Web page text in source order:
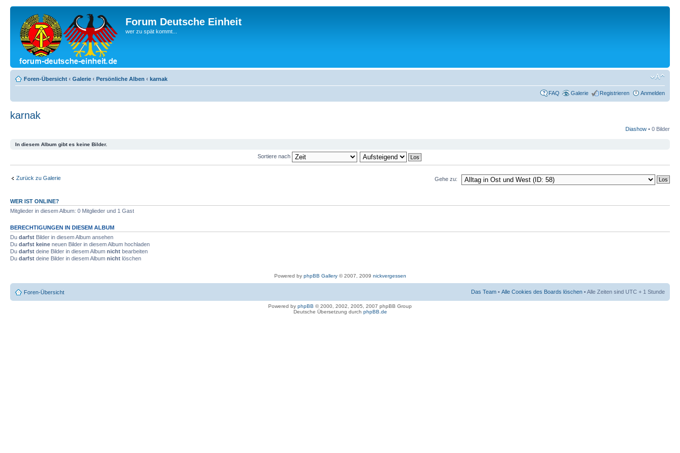
Forum Deutsche Einheit
wer zu spät kommt...
Foren-Übersicht ‹ Galerie ‹ Persönliche Alben ‹ karnak
FAQ Galerie Registrieren Anmelden
karnak
0 Bilder
Diashow •
In diesem Album gibt es keine Bilder.
Sortiere nach
Zurück zu Galerie Gehe zu:
WER IST ONLINE?
Mitglieder in diesem Album: 0 Mitglieder und 1 Gast
BERECHTIGUNGEN IN DIESEM ALBUM
Du darfst Bilder in diesem Album ansehen
Du darfst keine neuen Bilder in diesem Album hochladen
Du darfst deine Bilder in diesem Album nicht bearbeiten
Du darfst deine Bilder in diesem Album nicht löschen
Powered by phpBB Gallery© 2007, 2009 nickvergessen
Foren-Übersicht Das Team • Alle Cookies des Boards löschen • Alle Zeiten sind UTC + 1 Stunde
Powered by phpBB © 2000, 2002, 2005, 2007 phpBB Group
Deutsche Übersetzung durch phpBB.de